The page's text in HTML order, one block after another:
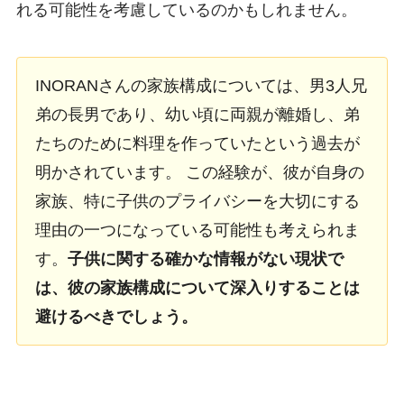
れる可能性を考慮しているのかもしれません。
INORANさんの家族構成については、男3人兄
弟の長男であり、幼い頃に両親が離婚し、弟
たちのために料理を作っていたという過去が
明かされています。 この経験が、彼が自身の
家族、特に子供のプライバシーを大切にする
理由の一つになっている可能性も考えられま
す。 子供に関する確かな情報がない現状で
は、彼の家族構成について深入りすることは
避けるべきでしょう。